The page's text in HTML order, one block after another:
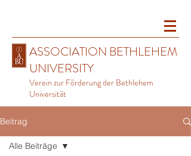
ASSOCIATION BETHLEHEM
UNIVERSITY
Verein zur Förderung der Bethlehem
Universität
Beitrag
Alle Beiträge